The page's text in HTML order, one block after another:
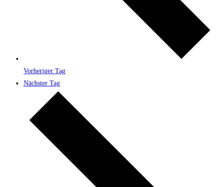
Vorheriger Tag
Nächster Tag